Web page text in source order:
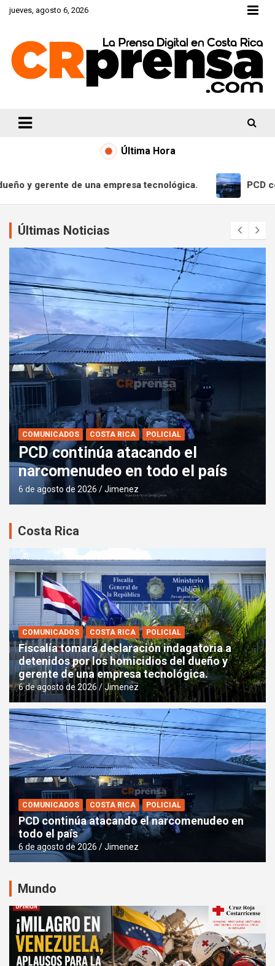
Skipjueves, agosto 6, 2026
Última Hora
tecnológica. PCD continúa atacando el
Últimas Noticias
COMUNICADOS COSTA RICA POLICIAL
PCD continúa atacando el
narcomenudeo en todo el país
6 de agosto de 2026 Jimenez
Costa Rica
COMUNICADOS COSTA RICA POLICIAL
Fiscalía tomará declaración indagatoria a
detenidos por los homicidios del dueño y
gerente de una empresa tecnológica.
6 de agosto de 2026 Jimenez
COMUNICADOS COSTA RICA POLICIAL
PCD continúa atacando el narcomenudeo en
todo el país
6 de agosto de 2026 Jimenez
Mundo